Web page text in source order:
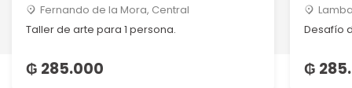
Fernando de la Mora, Central
Taller de arte para 1 persona.
₲ 285.000
Desafío
₲